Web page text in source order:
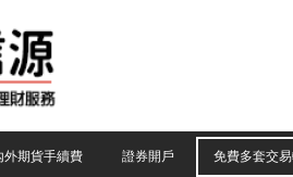
外期貨手續費 證券開戶 免費多套交